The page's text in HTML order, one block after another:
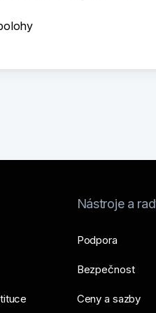
Nástroje a
Podpora
Bezpečnost
Ceny a sazby